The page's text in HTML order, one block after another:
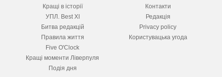
Кращі в історії
УПЛ. Best XІ
Битва редакцій
Правила життя
Five O'Clock
Кращі моменти Ліверпуля
Подія дня
Контакти
Редакція
Privacy policy
Користувацька угода